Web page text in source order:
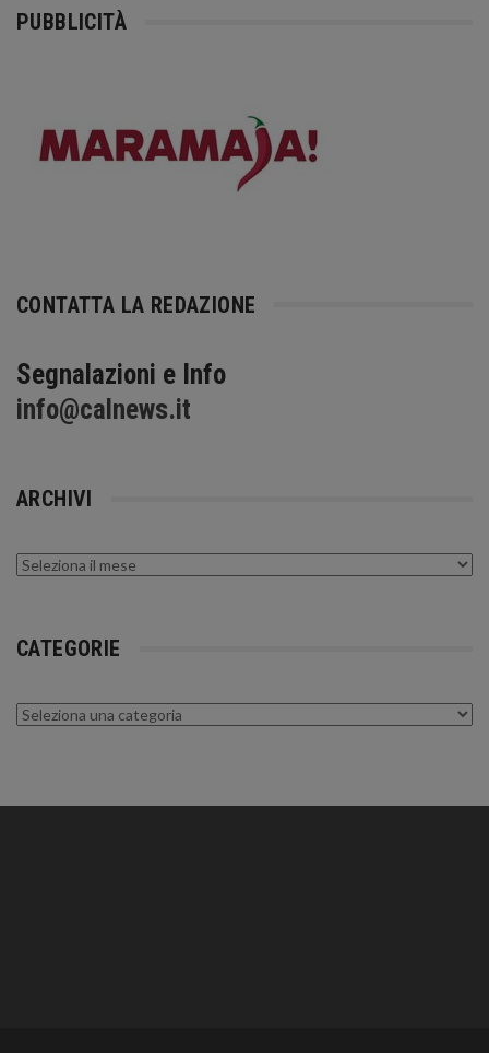
PUBBLICITÀ
CONTATTA LA REDAZIONE
Segnalazioni e Info
info@calnews.it
ARCHIVI
Archivi
CATEGORIE
Categorie